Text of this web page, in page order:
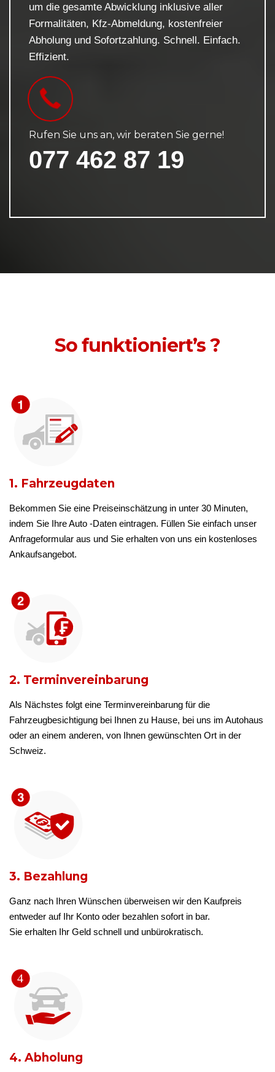
um die gesamte Abwicklung inklusive aller
Formalitäten, Kfz-Abmeldung, kostenfreier
Abholung und Sofortzahlung. Schnell. Einfach.
Effizient.
Rufen Sie uns an, wir beraten Sie gerne!
077 462 87 19
So funktioniert’s ?
1. Fahrzeugdaten
Bekommen Sie eine Preiseinschätzung in unter 30 Minuten,
indem Sie Ihre Auto -Daten eintragen. Füllen Sie einfach unser
Anfrageformular aus und Sie erhalten von uns ein kostenloses
Ankaufsangebot.
2. Terminvereinbarung
Als Nächstes folgt eine Terminvereinbarung für die
Fahrzeugbesichtigung bei Ihnen zu Hause, bei uns im Autohaus
oder an einem anderen, von Ihnen gewünschten Ort in der
Schweiz.
3. Bezahlung
Ganz nach Ihren Wünschen überweisen wir den Kaufpreis
entweder auf Ihr Konto oder bezahlen sofort in bar.
Sie erhalten Ihr Geld schnell und unbürokratisch.
4. Abholung